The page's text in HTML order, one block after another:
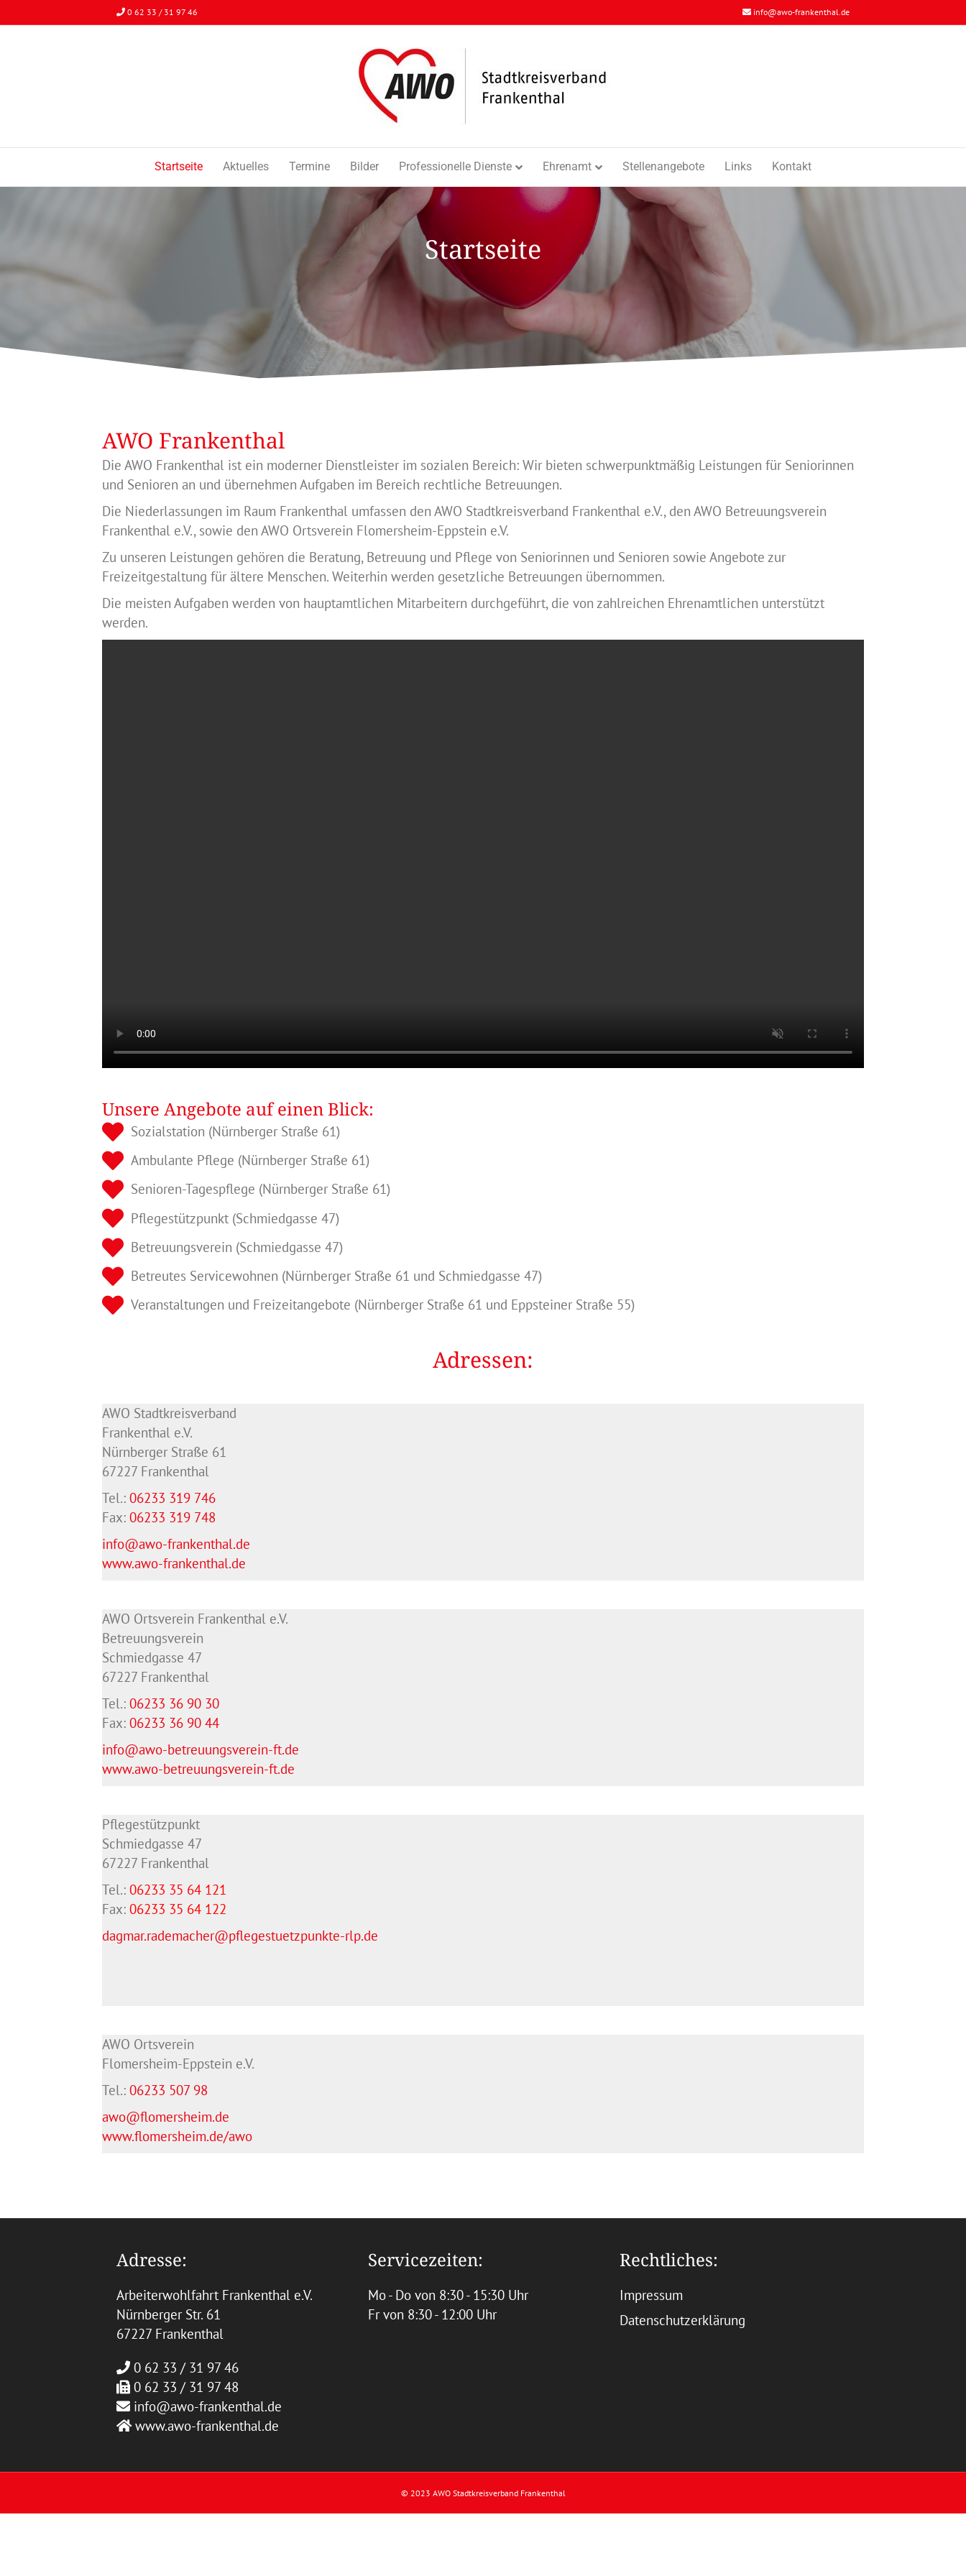
0 62 33 / 31 97 46 info@awo-frankenthal.de
Startseite Aktuelles Termine Bilder Professionelle Dienste Ehrenamt Stellenangebote Links Kontakt
Startseite
AWO Frankenthal
Die AWO Frankenthal ist ein moderner Dienstleister im sozialen Bereich: Wir bieten schwerpunktmäßig Leistungen für Seniorinnen
und Senioren an und übernehmen Aufgaben im Bereich rechtliche Betreuungen.
Die Niederlassungen im Raum Frankenthal umfassen den AWO Stadtkreisverband Frankenthal e.V., den AWO Betreuungsverein
Frankenthal e.V., sowie den AWO Ortsverein Flomersheim-Eppstein e.V.
Zu unseren Leistungen gehören die Beratung, Betreuung und Pflege von Seniorinnen und Senioren sowie Angebote zur
Freizeitgestaltung für ältere Menschen. Weiterhin werden gesetzliche Betreuungen übernommen.
Die meisten Aufgaben werden von hauptamtlichen Mitarbeitern durchgeführt, die von zahlreichen Ehrenamtlichen unterstützt
werden.
Unsere Angebote auf einen Blick:
Sozialstation (Nürnberger Straße 61)
Ambulante Pflege (Nürnberger Straße 61)
Senioren-Tagespflege (Nürnberger Straße 61)
Pflegestützpunkt (Schmiedgasse 47)
Betreuungsverein (Schmiedgasse 47)
Betreutes Servicewohnen (Nürnberger Straße 61 und Schmiedgasse 47)
Veranstaltungen und Freizeitangebote (Nürnberger Straße 61 und Eppsteiner Straße 55)
Adressen:
AWO Stadtkreisverband
Frankenthal e.V.
Nürnberger Straße 61
67227 Frankenthal
Tel.: 06233 319 746
Fax: 06233 319 748
info@awo-frankenthal.de
www.awo-frankenthal.de
AWO Ortsverein Frankenthal e.V.
Betreuungsverein
Schmiedgasse 47
67227 Frankenthal
Tel.: 06233 36 90 30
Fax: 06233 36 90 44
info@awo-betreuungsverein-ft.de
www.awo-betreuungsverein-ft.de
Pflegestützpunkt
Schmiedgasse 47
67227 Frankenthal
Tel.: 06233 35 64 121
Fax: 06233 35 64 122
dagmar.rademacher@pflegestuetzpunkte-rlp.de
AWO Ortsverein
Flomersheim-Eppstein e.V.
Tel.: 06233 507 98
awo@flomersheim.de
www.flomersheim.de/awo
Adresse:
Arbeiterwohlfahrt Frankenthal e.V.
Nürnberger Str. 61
67227 Frankenthal
0 62 33 / 31 97 46
0 62 33 / 31 97 48
info@awo-frankenthal.de
www.awo-frankenthal.de
Servicezeiten:
Mo - Do von 8:30 - 15:30 Uhr
Fr von 8:30 - 12:00 Uhr
Rechtliches:
Impressum
Datenschutzerklärung
© 2023 AWO Stadtkreisverband Frankenthal